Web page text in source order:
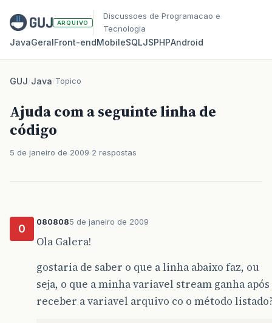
ARQUIVO
Discussoes de Programacao e
Tecnologia
JavaGeralFront‑endMobileSQLJSPHPAndroid
GUJ/Java/Topico
Ajuda com a seguinte linha de
código
5 de janeiro de 2009 2 respostas
0
0808085 de janeiro de 2009
Ola Galera!
gostaria de saber o que a linha abaixo faz, ou
seja, o que a minha variavel stream ganha após
receber a variavel arquivo co o método